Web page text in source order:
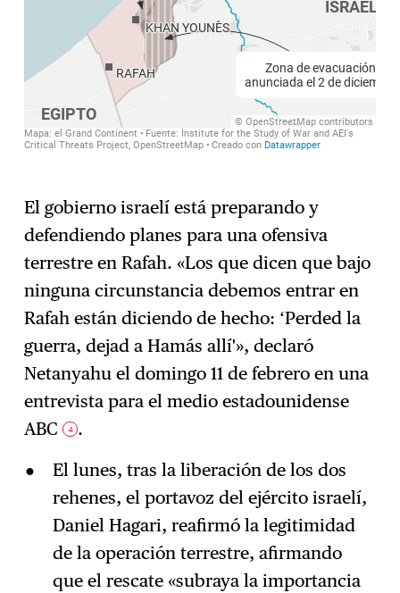
El gobierno israelí está preparando y
defendiendo planes para una ofensiva
terrestre en Rafah. «Los que dicen que bajo
ninguna circunstancia debemos entrar en
Rafah están diciendo de hecho: ‘Perded la
guerra, dejad a Hamás allí'», declaró
Netanyahu el domingo 11 de febrero en una
entrevista para el medio estadounidense
ABC 4 .
El lunes, tras la liberación de los dos
rehenes, el portavoz del ejército israelí,
Daniel Hagari, reafirmó la legitimidad
de la operación terrestre, afirmando
que el rescate «subraya la importancia